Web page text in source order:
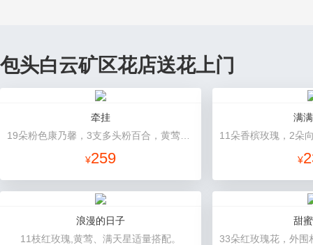
包头白云矿区花店送花上门
牵挂
¥259
满
¥
浪漫的日子
11枝红玫瑰,黄莺、满天星适量搭配。
甜